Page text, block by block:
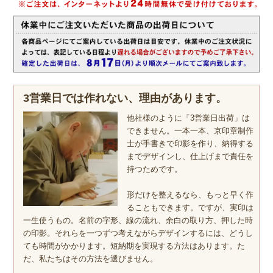
3営業日では作れない、理由があります。
他社様のように「3営業日出荷」は
できません。一本一本、京印章制作
士が手書きで印影を作り、納得する
までデザインし、仕上げまで責任を
持つためです。
形だけを整えるなら、もっと早く作
ることもできます。ですが、実印は
一生使うもの。名前の字形、線の流れ、余白の取り方、押した時
の印影。それらを一つずつ考えながらデザインするには、どうし
ても時間がかかります。短納期を実現する方法はあります。た
だ、私たちはその方法を選びません。